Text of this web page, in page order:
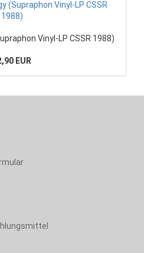
Vinyl-LP CSSR 1988)
EUR